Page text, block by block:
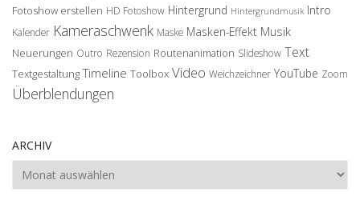
Fotoshow erstellen HD Fotoshow Hintergrund Hintergrundmusik Intro
Kalender Kameraschwenk Maske Masken-Effekt Musik
Neuerungen Outro Rezension Routenanimation Slideshow Text
Textgestaltung Timeline Toolbox Video Weichzeichner YouTube Zoom
Überblendungen
ARCHIV
Archiv